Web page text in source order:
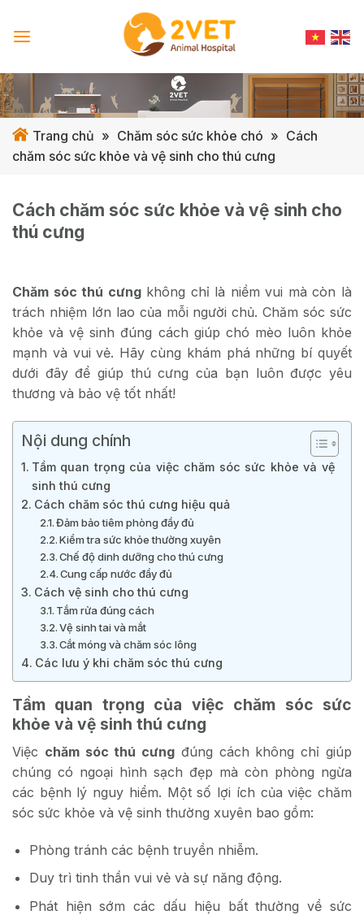
Trang chủ » Chăm sóc sức khỏe chó » Cách
chăm sóc sức khỏe và vệ sinh cho thú cưng
Cách chăm sóc sức khỏe và vệ sinh cho
thú cưng
Chăm sóc thú cưngkhông chỉ là niềm vui mà còn là
trách nhiệm lớn lao của mỗi người chủ. Chăm sóc sức
khỏe và vệ sinh đúng cách giúp chó mèo luôn khỏe
mạnh và vui vẻ. Hãy cùng khám phá những bí quyết
dưới đây để giúp thú cưng của bạn luôn được yêu
thương và bảo vệ tốt nhất!
Nội dung chính
Tầm quan trọng của việc chăm sóc sức khỏe và vệ
sinh thú cưng
Cách chăm sóc thú cưng hiệu quả
Đảm bảo tiêm phòng đầy đủ
Kiểm tra sức khỏe thường xuyên
Chế độ dinh dưỡng cho thú cưng
Cung cấp nước đầy đủ
Cách vệ sinh cho thú cưng
Tắm rửa đúng cách
Vệ sinh tai và mắt
Cắt móng và chăm sóc lông
Các lưu ý khi chăm sóc thú cưng
Tầm quan trọng của việc chăm sóc sức
khỏe và vệ sinh thú cưng
Việc chăm sóc thú cưng đúng cách không chỉ giúp
chúng có ngoại hình sạch đẹp mà còn phòng ngừa
các bệnh lý nguy hiểm. Một số lợi ích của việc chăm
sóc sức khỏe và vệ sinh thường xuyên bao gồm:
Phòng tránh các bệnh truyền nhiễm.
Duy trì tinh thần vui vẻ và sự năng động.
Phát hiện sớm các dấu hiệu bất thường về sức